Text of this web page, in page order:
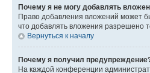
Почему я не могу добавлять
Право добавления вложений может
что добавлять вложения разрешено
Вернуться к началу
Почему я получил
На каждой конференции